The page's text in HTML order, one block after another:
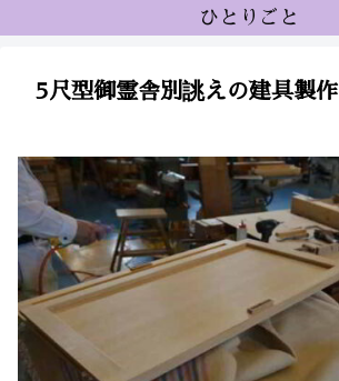
ひとりごと
5尺型御霊舎別誂えの建具製作